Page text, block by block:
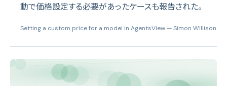
動で価格設定する必要があったケースも報告された。
Setting a custom price for a model in AgentsView — Simon Willison